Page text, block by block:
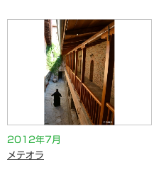
2012年7月
メテオラ